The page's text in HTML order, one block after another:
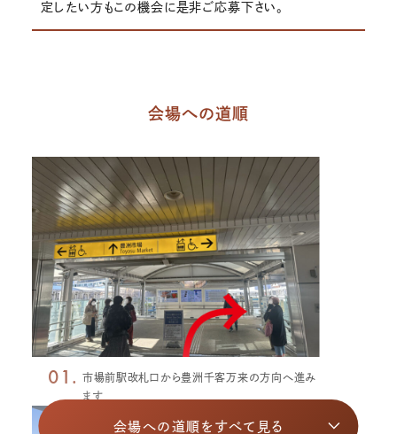
定したい方もこの機会に是非ご応募下さい。
会場への道順
01.
市場前駅改札口から豊洲千客万来の方向へ進み
ます
会場への道順をすべて見る